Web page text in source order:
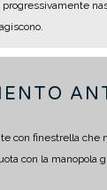
con finestrella che
con la manopola